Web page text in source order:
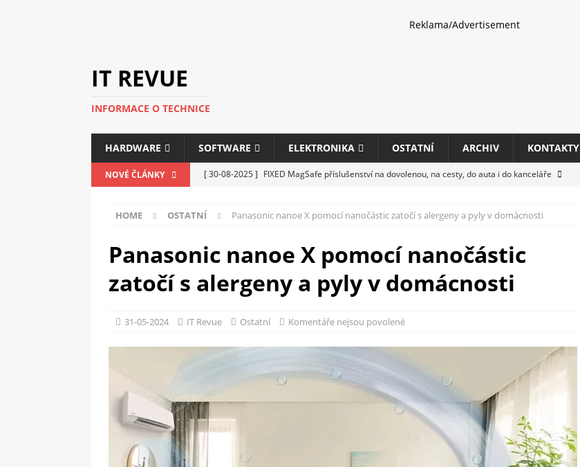
Reklama/Advertisement
IT REVUE
INFORMACE O TECHNICE
HARDWARE SOFTWARE ELEKTRONIKA OSTATNÍ ARCHIV KONTAKTY
NOVÉ ČLÁNKY [ 30-08-2025 ] FIXED MagSafe příslušenství na dovolenou, na cesty, do auta i do kanceláře
[ 14-05-2025 ] Genius na veletrhu COMPUTEX 2025 představí nové příslušenství pro hráče,
kanceláře i domácnosti
HARDWARE
Nová řada multifunkčních kancelářských tiskáren Canon imageFORCE s modely
C5100 a 6100
PERIFERIE
HOME OSTATNÍ Panasonic nanoe X pomocí nanočástic zatočí s alergeny a pyly v domácnosti
Panasonic nanoe X pomocí nanočástic
zatočí s alergeny a pyly v domácnosti
31-05-2024 IT Revue Ostatní Komentáře nejsou povolené